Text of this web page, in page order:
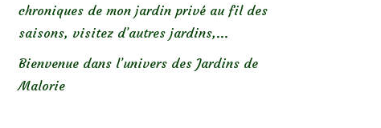
chroniques de mon jardin privé au fil des
saisons, visitez d’autres jardins,...
Bienvenue dans l’univers des Jardins de
Malorie